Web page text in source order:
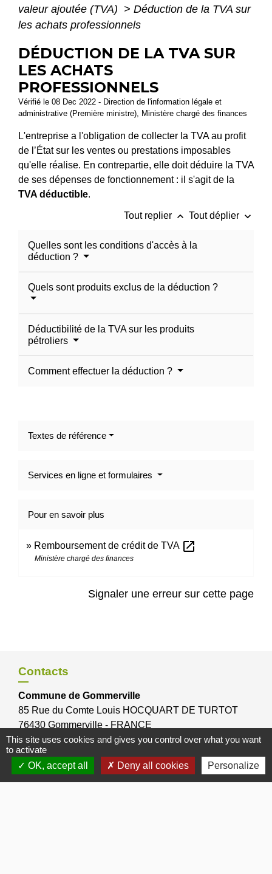
valeur ajoutée (TVA) > Déduction de la TVA sur
les achats professionnels
DÉDUCTION DE LA TVA SUR
LES ACHATS
PROFESSIONNELS
Vérifié le 08 Dec 2022 - Direction de l'information légale et
administrative (Première ministre), Ministère chargé des finances
L'entreprise a l'obligation de collecter la TVA au profit
de l’État sur les ventes ou prestations imposables
qu'elle réalise. En contrepartie, elle doit déduire la TVA
de ses dépenses de fonctionnement : il s'agit de la
TVA déductible.
Tout replier keyboard_arrow_up Tout déplier keyboard_arrow_down
Quelles sont les conditions d'accès à la
déduction ?
Quels sont produits exclus de la déduction ?
Déductibilité de la TVA sur les produits
pétroliers
Comment effectuer la déduction ?
Textes de référence
Services en ligne et formulaires
Pour en savoir plus
Remboursement de crédit de TVA open_in_new
Ministère chargé des finances
Signaler une erreur sur cette page
Contacts
Commune de Gommerville
85 Rue du Comte Louis HOCQUART DE TURTOT
76430 Gommerville - FRANCE
This site uses cookies and gives you control over what you want
to activate
OK, accept all
Deny all cookies Personalize